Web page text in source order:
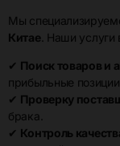
Мы
Китае. Наши услуги
✔ Поиск товаров и
прибыльные позиции.
✔ Проверку
брака.
✔ Контроль